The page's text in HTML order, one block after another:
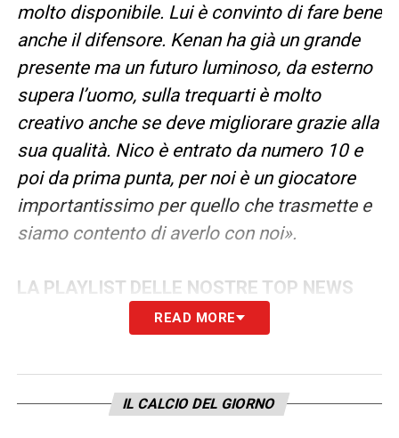
molto disponibile. Lui è convinto di fare bene
anche il difensore. Kenan ha già un grande
presente ma un futuro luminoso, da esterno
supera l’uomo, sulla trequarti è molto
creativo anche se deve migliorare grazie alla
sua qualità. Nico è entrato da numero 10 e
poi da prima punta, per noi è un giocatore
importantissimo per quello che trasmette e
siamo contento di averlo con noi».
LA PLAYLIST DELLE NOSTRE TOP NEWS
READ MORE
IL CALCIO DEL GIORNO